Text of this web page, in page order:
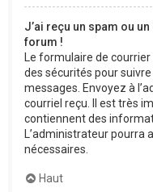
J’ai reçu un spam ou
forum !
Le formulaire de
des sécurités pour
messages. Envoyez à
courriel reçu. Il est très
contiennent des
L’administrateur pourra
nécessaires.
Haut